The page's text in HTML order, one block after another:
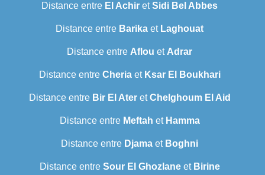
Distance entre El Achir etSidi Bel Abbes
Distance entre Barika et Laghouat
Distance entre Aflou et Adrar
Distance entre Cheriaet Ksar El Boukhari
Distance entre Bir El AteretChelghoum El Aid
Distance entre Meftah et Hamma
Distance entre Djama et Boghni
Distance entre Sour El Ghozlaneet Birine